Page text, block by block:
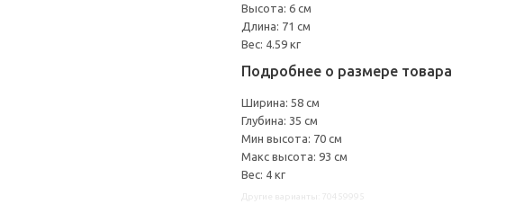
Высота: 6 см
Длина: 71 см
Вес: 4.59 кг
Подробнее о размере товара
Ширина: 58 см
Глубина: 35 см
Мин высота: 70 см
Макс высота: 93 см
Вес: 4 кг